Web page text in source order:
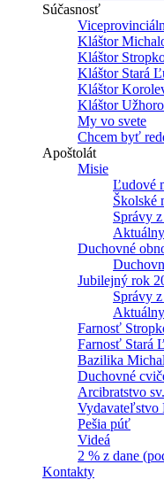
Súčasnosť
Kláštor
Kláštor
Kláštor Stará
Kláštor
Kláštor
My vo svete
Chcem byť
Apoštolát
Misie
Ľudové
Školské
Správy
Duchovné
Jubilejný rok
Správy
Farnosť
Farnosť Stará
Bazilika
Duchovné
Arcibratstvo
Vydavateľstvo
Pešia púť
Videá
2 % z dane
Kontakty